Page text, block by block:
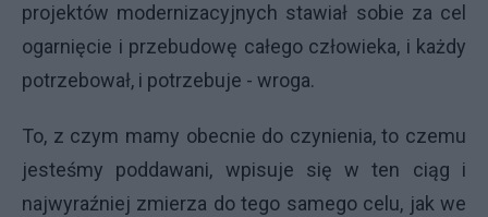
projektów modernizacyjnych stawiał sobie za cel
ogarnięcie i przebudowę całego człowieka, i każdy
potrzebował, i potrzebuje - wroga.
To, z czym mamy obecnie do czynienia, to czemu
jesteśmy poddawani, wpisuje się w ten ciąg i
najwyraźniej zmierza do tego samego celu, jak we